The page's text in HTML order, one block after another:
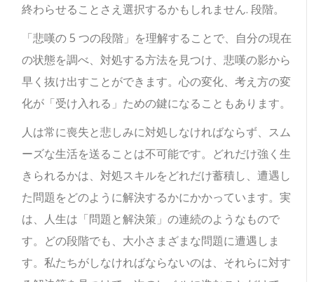
終わらせることさえ選択するかもしれません. 段階。
「悲嘆の 5 つの段階」を理解することで、自分の現在
の状態を調べ、対処する方法を見つけ、悲嘆の影から
早く抜け出すことができます。心の変化、考え方の変
化が「受け入れる」ための鍵になることもあります。
人は常に喪失と悲しみに対処しなければならず、スム
ーズな生活を送ることは不可能です。どれだけ強く生
きられるかは、対処スキルをどれだけ蓄積し、遭遇し
た問題をどのように解決するかにかかっています。実
は、人生は「問題と解決策」の連続のようなもので
す。どの段階でも、大小さまざまな問題に遭遇しま
す。私たちがしなければならないのは、それらに対す